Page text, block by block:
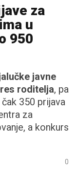
za
u
950
javne
roditelja, pa
350 prijava
za
a konkurs
0